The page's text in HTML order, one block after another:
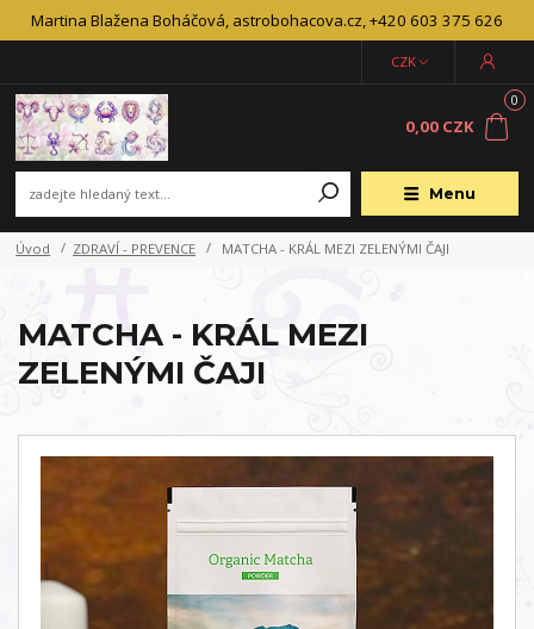
Martina Blažena Boháčová, astrobohacova.cz, +420 603 375 626
Menu
CZK
0
0,00 CZK
Úvod ZDRAVÍ - PREVENCE MATCHA - KRÁL MEZI ZELENÝMI ČAJI
MATCHA - KRÁL MEZI
ZELENÝMI ČAJI